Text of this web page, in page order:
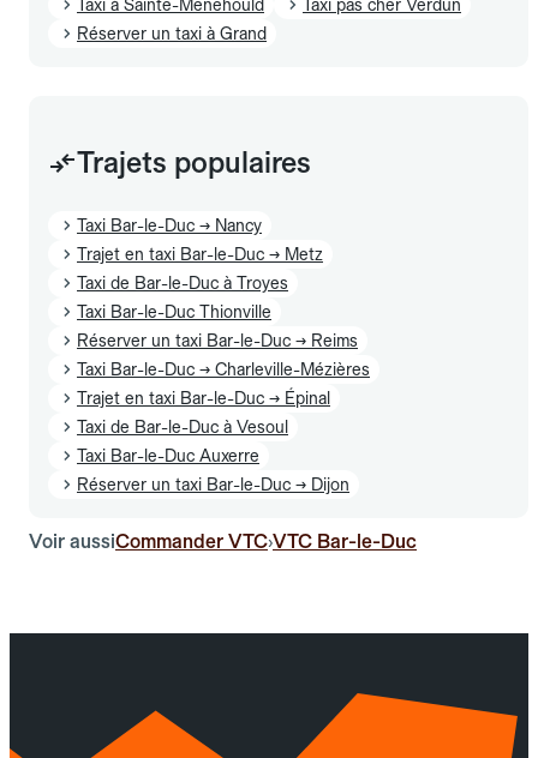
Taxi à Sainte-Menehould
Taxi pas cher Verdun
Réserver un taxi à Grand
Trajets populaires
Taxi Bar-le-Duc → Nancy
Trajet en taxi Bar-le-Duc → Metz
Taxi de Bar-le-Duc à Troyes
Taxi Bar-le-Duc Thionville
Réserver un taxi Bar-le-Duc → Reims
Taxi Bar-le-Duc → Charleville-Mézières
Trajet en taxi Bar-le-Duc → Épinal
Taxi de Bar-le-Duc à Vesoul
Taxi Bar-le-Duc Auxerre
Réserver un taxi Bar-le-Duc → Dijon
Voir aussiCommander VTC›VTC Bar-le-Duc